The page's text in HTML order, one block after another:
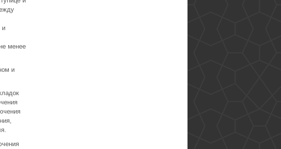
и
менее
и